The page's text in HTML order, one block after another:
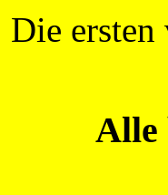
Die
Alle